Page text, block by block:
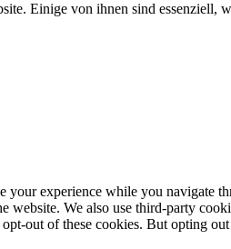
Einige von ihnen sind essenziell,
your experience while you navigate
website. We also use third-party
out of these cookies. But opting